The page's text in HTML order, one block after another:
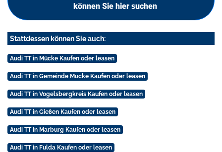
können Sie hier suchen
Stattdessen können Sie auch:
Audi TT in Mücke Kaufen oder leasen
Audi TT in Gemeinde Mücke Kaufen oder leasen
Audi TT in Vogelsbergkreis Kaufen oder leasen
Audi TT in Gießen Kaufen oder leasen
Audi TT in Marburg Kaufen oder leasen
Audi TT in Fulda Kaufen oder leasen